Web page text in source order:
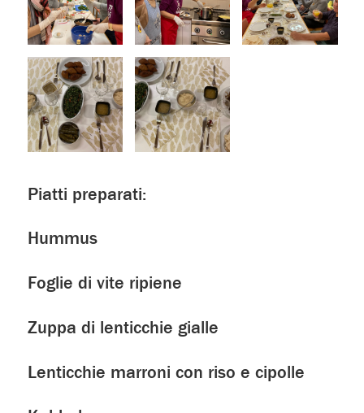
Piatti preparati:
Hummus
Foglie di vite ripiene
Zuppa di lenticchie gialle
Lenticchie marroni con riso e cipolle